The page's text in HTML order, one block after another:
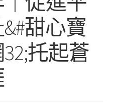
甜心寶
托起蒼